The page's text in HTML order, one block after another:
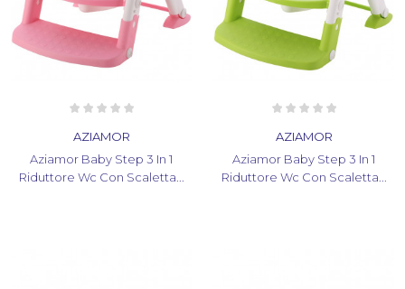
AZIAMOR
Aziamor Baby Step 3 In 1
Riduttore Wc Con Scaletta...
AZIAMOR
Aziamor Baby Step 3 In 1
Riduttore Wc Con Scaletta...